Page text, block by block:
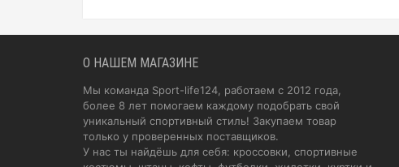
О НАШЕМ МАГАЗИНЕ
Мы команда Sport-life124, работаем с 2012 года,
более 8 лет помогаем каждому подобрать свой
уникальный спортивный стиль! Закупаем товар
только у проверенных поставщиков.
У нас ты найдёшь для себя: кроссовки, спортивные